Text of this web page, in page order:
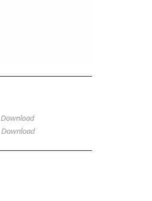
Download
Download